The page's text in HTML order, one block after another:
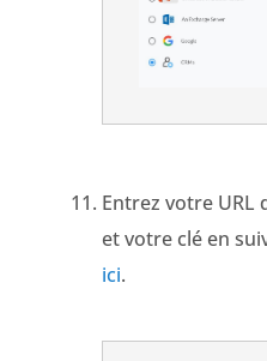
Entrez votre URL
et votre clé en
ici.